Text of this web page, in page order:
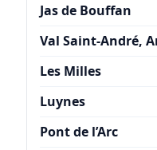
Jas de Bouffan
Val Saint-André,
Les Milles
Luynes
Pont de l’Arc